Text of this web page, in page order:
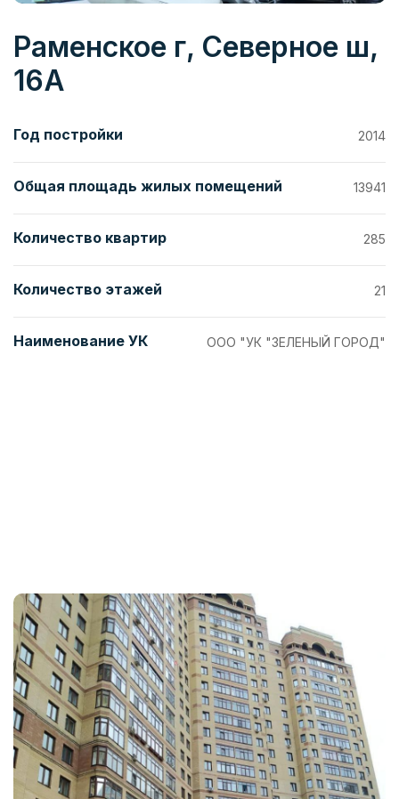
Раменское г, Северное ш,
16А
Год постройки 2014
Общая площадь жилых помещений 13941
Количество квартир 285
Количество этажей 21
Наименование УК ООО "УК "ЗЕЛЕНЫЙ ГОРОД"